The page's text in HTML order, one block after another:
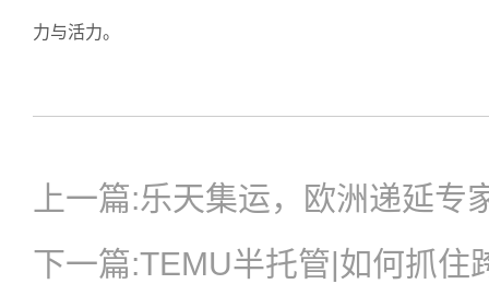
力与活力。
上一篇:乐天集运，欧洲递延专
下一篇:TEMU半托管|如何抓住